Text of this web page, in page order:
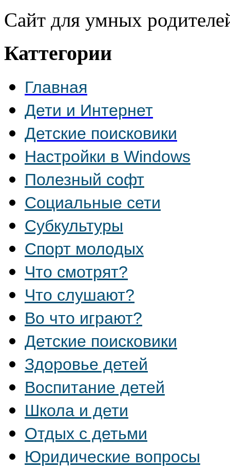
Сайт для умных
Каттегории
Главная
Дети и Интернет
Детские поисковики
Настройки в Windows
Полезный софт
Социальные сети
Субкультуры
Спорт молодых
Что смотрят?
Что слушают?
Во что играют?
Детские поисковики
Здоровье детей
Воспитание детей
Школа и дети
Отдых с детьми
Юридические вопросы